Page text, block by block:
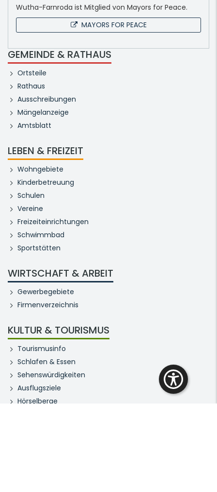
Wutha-Farnroda ist Mitglied von Mayors for Peace.
MAYORS FOR PEACE
GEMEINDE & RATHAUS
Ortsteile
Rathaus
Ausschreibungen
Mängelanzeige
Amtsblatt
LEBEN & FREIZEIT
Wohngebiete
Kinderbetreuung
Schulen
Vereine
Freizeiteinrichtungen
Schwimmbad
Sportstätten
WIRTSCHAFT & ARBEIT
Gewerbegebiete
Firmenverzeichnis
KULTUR & TOURISMUS
Tourismusinfo
Schlafen & Essen
Sehenswürdigkeiten
Ausflugsziele
Hörselberge